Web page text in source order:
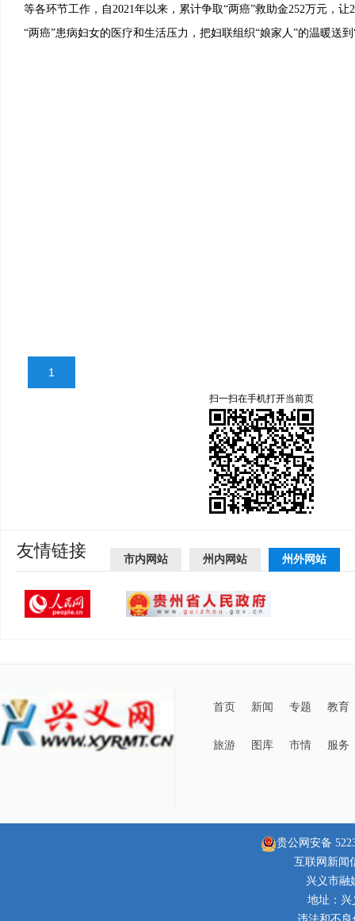
等各环节工作，自2021年以来，累计争取“两癌”救助金252万元，
“两癌”患病妇女的医疗和生活压力，把妇联组织“娘家人”的温暖送
1
扫一扫在手机打开当前页
友情链接 市内网站 州内网站 州外网站
首页 新闻 专题 教育
旅游 图库 市情 服务
贵公网安备
互联网新闻
兴义市融
地址：兴